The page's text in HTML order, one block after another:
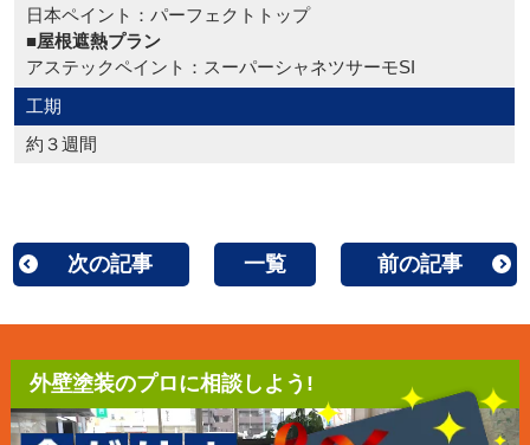
日本ペイント：パーフェクトトップ
■屋根遮熱プラン
アステックペイント：スーパーシャネツサーモSI
工期
約３週間
次の記事 一覧 前の記事
外壁塗装のプロに相談しよう!